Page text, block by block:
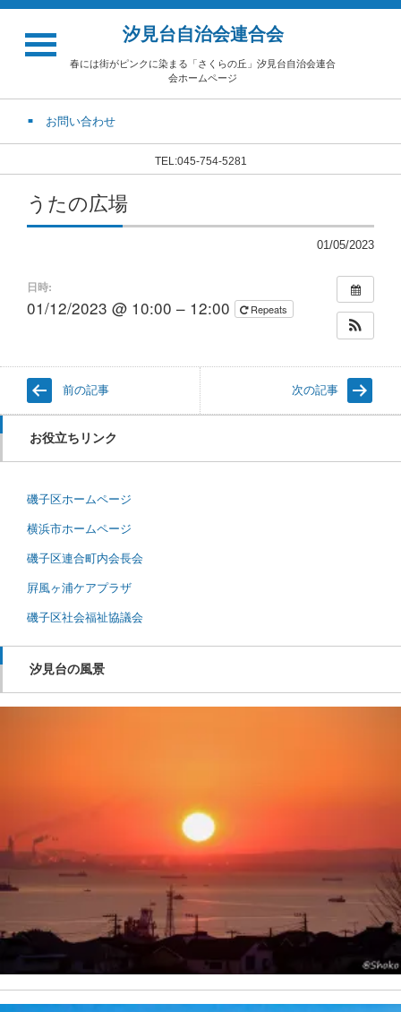
汐見台自治会連合会
春には街がピンクに染まる「さくらの丘」汐見台自治会連合
会ホームページ
お問い合わせ
TEL:045-754-5281
うたの広場
01/05/2023
日時:
01/12/2023 @ 10:00 – 12:00 Repeats
前の記事 次の記事
お役立ちリンク
磯子区ホームページ
横浜市ホームページ
磯子区連合町内会長会
屛風ヶ浦ケアプラザ
磯子区社会福祉協議会
汐見台の風景